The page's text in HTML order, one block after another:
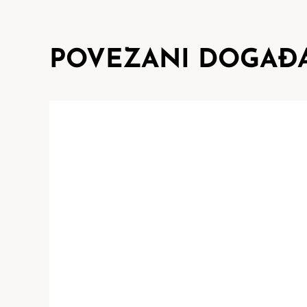
POVEZANI